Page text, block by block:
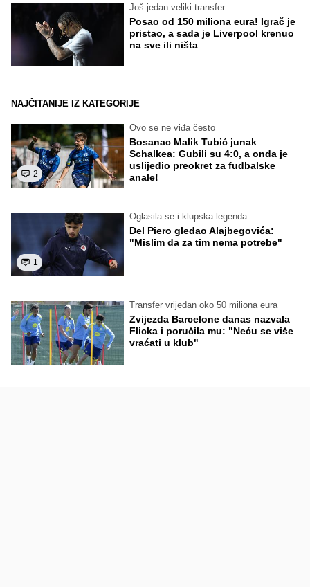
Još jedan veliki transfer
Posao od 150 miliona eura! Igrač je
pristao, a sada je Liverpool krenuo
na sve ili ništa
NAJČITANIJE IZ KATEGORIJE
2
Ovo se ne viđa često
Bosanac Malik Tubić junak
Schalkea: Gubili su 4:0, a onda je
uslijedio preokret za fudbalske
anale!
1
Oglasila se i klupska legenda
Del Piero gledao Alajbegovića:
"Mislim da za tim nema potrebe"
Transfer vrijedan oko 50 miliona eura
Zvijezda Barcelone danas nazvala
Flicka i poručila mu: "Neću se više
vraćati u klub"